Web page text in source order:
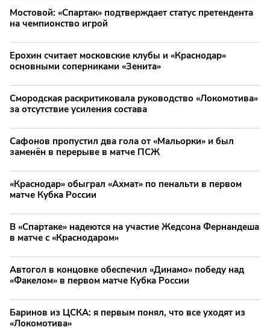
Мостовой: «Спартак» подтверждает статус претендента
на чемпионство игрой
Ерохин считает московские клубы и «Краснодар»
основными соперниками «Зенита»
Смородская раскритиковала руководство «Локомотива»
за отсутствие усиления состава
Сафонов пропустил два гола от «Мальорки» и был
заменён в перерыве в матче ПСЖ
«Краснодар» обыграл «Ахмат» по пенальти в первом
матче Кубка России
В «Спартаке» надеются на участие Жедсона Фернандеша
в матче с «Краснодаром»
Автогол в концовке обеспечил «Динамо» победу над
«Факелом» в первом матче Кубка России
Баринов из ЦСКА: я первым понял, что все уходят из
«Локомотива»